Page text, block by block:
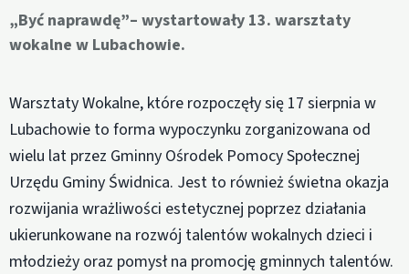
„Być naprawdę”– wystartowały 13. warsztaty
wokalne w Lubachowie.
Warsztaty Wokalne, które rozpoczęły się 17 sierpnia w
Lubachowie to forma wypoczynku zorganizowana od
wielu lat przez Gminny Ośrodek Pomocy Społecznej
Urzędu Gminy Świdnica. Jest to również świetna okazja
rozwijania wrażliwości estetycznej poprzez działania
ukierunkowane na rozwój talentów wokalnych dzieci i
młodzieży oraz pomysł na promocję gminnych talentów.